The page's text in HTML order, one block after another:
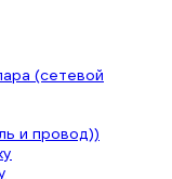
(сетевой
и провод))